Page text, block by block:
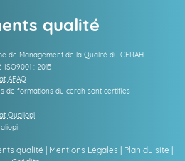
qualité
de Management de la Qualité du CERAH
: 2015
AFAQ
de formations du cerah sont certifiés
Qualiopi
qualité Mentions Légales Plan du site